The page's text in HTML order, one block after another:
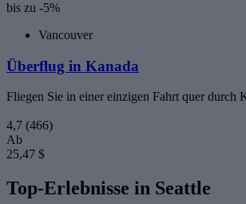
bis zu -5%
Vancouver
Überflug in Kanada
Fliegen Sie in einer einzigen Fahrt quer durch
4,7 (466)
Ab
25,47 $
Top-Erlebnisse in Seattle